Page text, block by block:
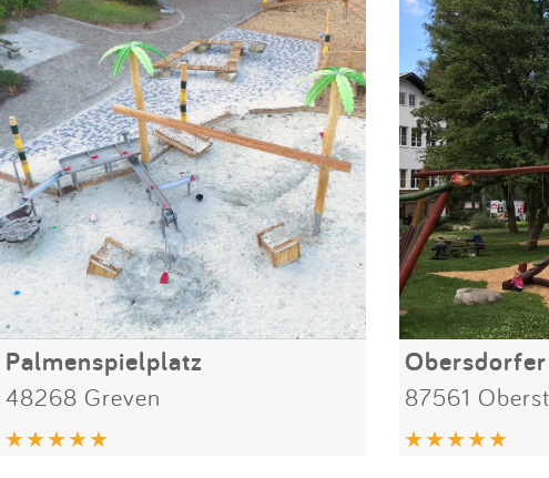
Palmenspielplatz
48268 Greven 87561